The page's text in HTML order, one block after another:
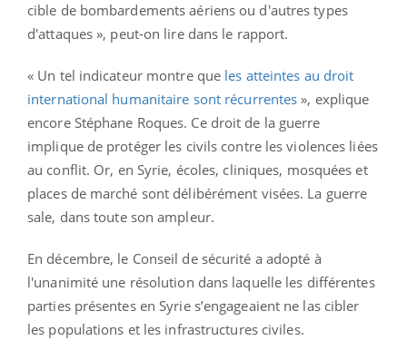
cible de bombardements aériens ou d'autres types
d'attaques », peut-on lire dans le rapport.
« Un tel indicateur montre que les atteintes au droit
international humanitaire sont récurrentes», explique
encore Stéphane Roques. Ce droit de la guerre
implique de protéger les civils contre les violences liées
au conflit. Or, en Syrie, écoles, cliniques, mosquées et
places de marché sont délibérément visées. La guerre
sale, dans toute son ampleur.
En décembre, le Conseil de sécurité a adopté à
l'unanimité une résolution dans laquelle les différentes
parties présentes en Syrie s’engageaient ne las cibler
les populations et les infrastructures civiles.